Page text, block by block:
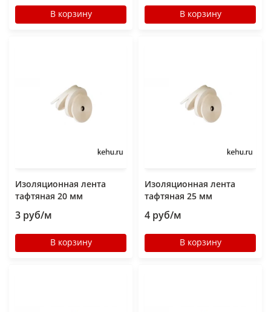
В корзину В корзину
Изоляционная лента
тафтяная 20 мм
3 руб/м
В корзину
Изоляционная лента
тафтяная 25 мм
4 руб/м
В корзину